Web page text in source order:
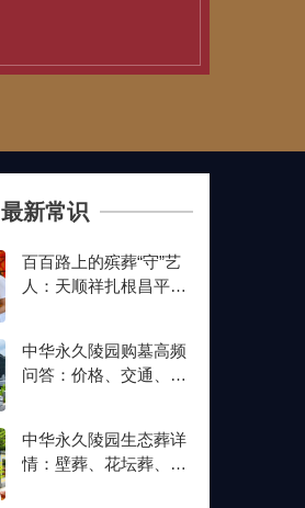
最新常识
百百路上的殡葬“守”艺
人：天顺祥扎根昌平十
中华永久陵园购墓高频
问答：价格、交通、壁
中华永久陵园生态葬详
情：壁葬、花坛葬、树